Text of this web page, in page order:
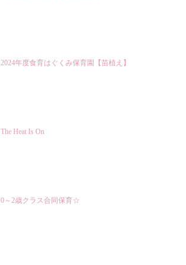
2024年度食育はぐくみ保育園【苗植え】
The Heat Is On
0～2歳クラス合同保育☆